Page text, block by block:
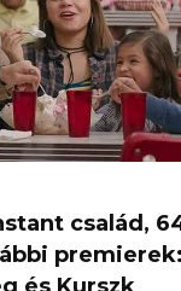
család,